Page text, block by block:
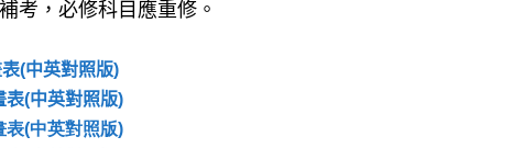
考，必修科目應重修。
(中英對照版)
(中英對照版)
(中英對照版)